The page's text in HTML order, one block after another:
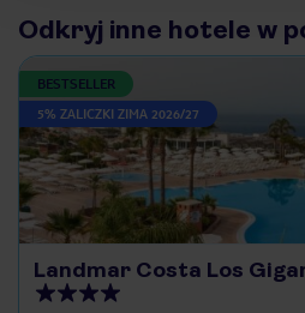
Odkryj inne hotele w
BESTSELLER
5% ZALICZKI ZIMA 2026/27
Landmar Costa Los